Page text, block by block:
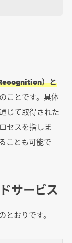
）と
ことです。具体
じて取得された
セスを指しま
ことも可能で
サービス
おりです。